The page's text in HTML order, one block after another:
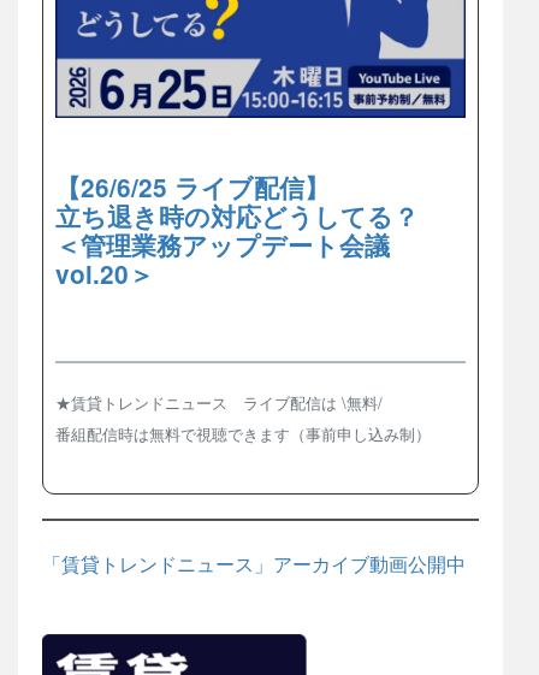
【26/6/25 ライブ配信】
立ち退き時の対応どうしてる？
＜管理業務アップデート会議
vol.20＞
★賃貸トレンドニュース ライブ配信は \無料/
番組配信時は無料で視聴できます（事前申し込み制）
「賃貸トレンドニュース」アーカイブ動画公開中